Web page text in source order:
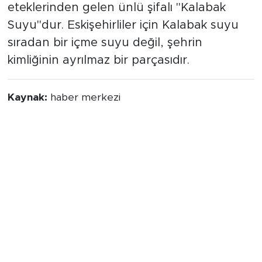
eteklerinden gelen ünlü şifalı "Kalabak
Suyu"dur. Eskişehirliler için Kalabak suyu
sıradan bir içme suyu değil, şehrin
kimliğinin ayrılmaz bir parçasıdır.
Kaynak: haber merkezi